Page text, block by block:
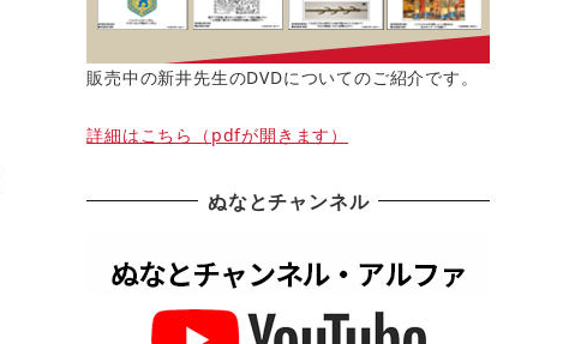
販売中の新井先生のDVDについてのご紹介です。
詳細はこちら（pdfが開きます）
ぬなとチャンネル